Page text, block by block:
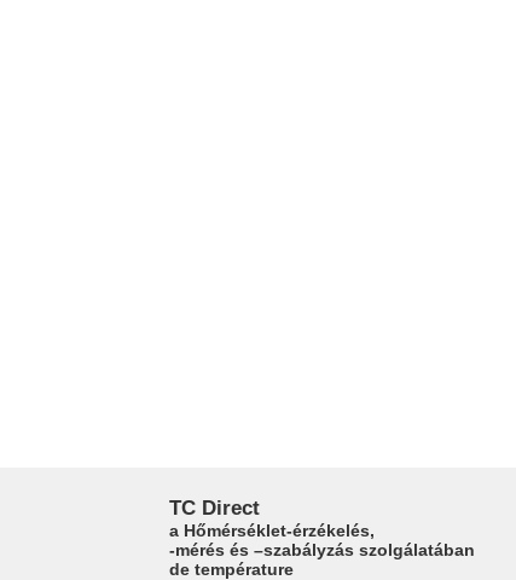
TC Direct
a Hőmérséklet-érzékelés,
-mérés és –szabályzás szolgálatában
de température